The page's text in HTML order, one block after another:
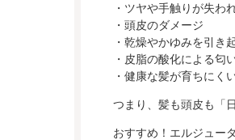
・ツヤや手触りが失わ
・頭皮のダメージ
・乾燥やかゆみを引き
・皮脂の酸化による匂
・健康な髪が育ちにく
つまり、髪も頭皮も「
おすすめ！エルジュー